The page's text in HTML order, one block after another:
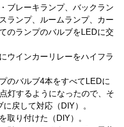
ブレーキランプ、バックラン
ランプ、ルームランプ、カー
のランプのバルブをLEDに交
ウインカーリレーをハイフラ
のバルブ4本をすべてLEDに
灯するようになったので、そ
戻して対応（DIY）。
取り付けた（DIY）。